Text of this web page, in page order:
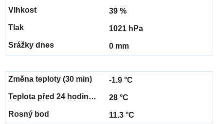
39 %
1021 hPa
0 mm
-1.9 °C
28 °C
11.3 °C